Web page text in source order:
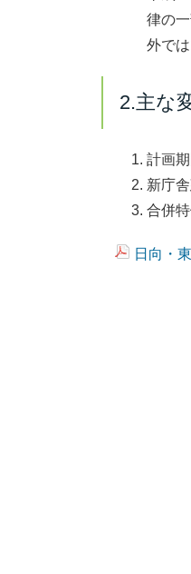
律の
外で
2.主な
計画
新庁
合併
日向・